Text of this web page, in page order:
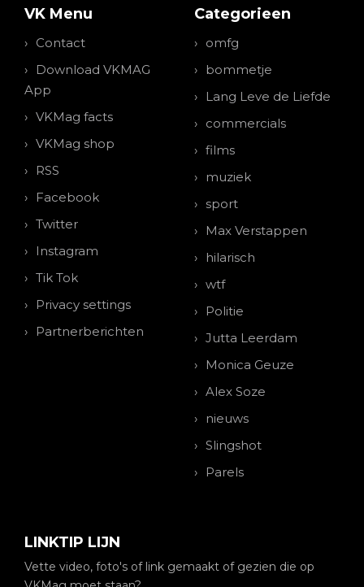
VK Menu
Contact
Download VKMAG
App
VKMag facts
VKMag shop
RSS
Facebook
Twitter
Instagram
Tik Tok
Privacy settings
Partnerberichten
Categorieen
omfg
bommetje
Lang Leve de Liefde
commercials
films
muziek
sport
Max Verstappen
hilarisch
wtf
Politie
Jutta Leerdam
Monica Geuze
Alex Soze
nieuws
Slingshot
Parels
LINKTIP LIJN
Vette video, foto's of link gemaakt of gezien die op